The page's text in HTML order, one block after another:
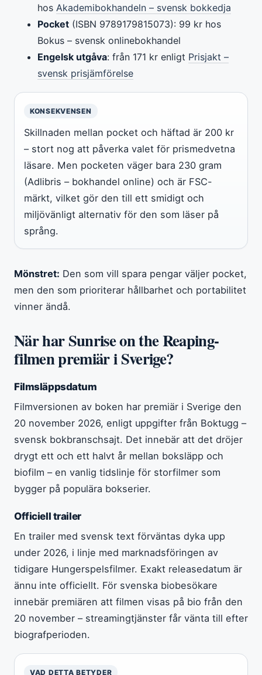
hos Akademibokhandeln – svensk bokkedja
Pocket (ISBN 9789179815073): 99 kr hos
Bokus – svensk onlinebokhandel
Engelsk utgåva: från 171 kr enligt Prisjakt –
svensk prisjämförelse
KONSEKVENSEN
Skillnaden mellan pocket och häftad är 200 kr
– stort nog att påverka valet för prismedvetna
läsare. Men pocketen väger bara 230 gram
(Adlibris – bokhandel online) och är FSC-
märkt, vilket gör den till ett smidigt och
miljövänligt alternativ för den som läser på
språng.
Mönstret: Den som vill spara pengar väljer pocket,
men den som prioriterar hållbarhet och portabilitet
vinner ändå.
När har Sunrise on the Reaping-
filmen premiär i Sverige?
Filmsläppsdatum
Filmversionen av boken har premiär i Sverige den
20 november 2026, enligt uppgifter från Boktugg –
svensk bokbranschsajt. Det innebär att det dröjer
drygt ett och ett halvt år mellan boksläpp och
biofilm – en vanlig tidslinje för storfilmer som
bygger på populära bokserier.
Officiell trailer
En trailer med svensk text förväntas dyka upp
under 2026, i linje med marknadsföringen av
tidigare Hungerspelsfilmer. Exakt releasedatum är
ännu inte officiellt. För svenska biobesökare
innebär premiären att filmen visas på bio från den
20 november – streamingtjänster får vänta till efter
biografperioden.
VAD DETTA BETYDER